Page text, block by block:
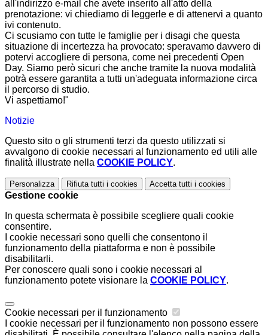
all'indirizzo e-mail che avete inserito all'atto della
prenotazione: vi chiediamo di leggerle e di attenervi a quanto
ivi contenuto.
Ci scusiamo con tutte le famiglie per i disagi che questa
situazione di incertezza ha provocato: speravamo davvero di
potervi accogliere di persona, come nei precedenti Open
Day. Siamo però sicuri che anche tramite la nuova modalità
potrà essere garantita a tutti un'adeguata informazione circa
il percorso di studio.
Vi aspettiamo!"
Notizie
Questo sito o gli strumenti terzi da questo utilizzati si
avvalgono di cookie necessari al funzionamento ed utili alle
finalità illustrate nella COOKIE POLICY.
Personalizza Rifiuta tutti i cookies Accetta tutti i cookies
Gestione cookie
In questa schermata è possibile scegliere quali cookie
consentire.
I cookie necessari sono quelli che consentono il
funzionamento della piattaforma e non è possibile
disabilitarli.
Per conoscere quali sono i cookie necessari al
funzionamento potete visionare la COOKIE POLICY.
Cookie necessari per il funzionamento
I cookie necessari per il funzionamento non possono essere